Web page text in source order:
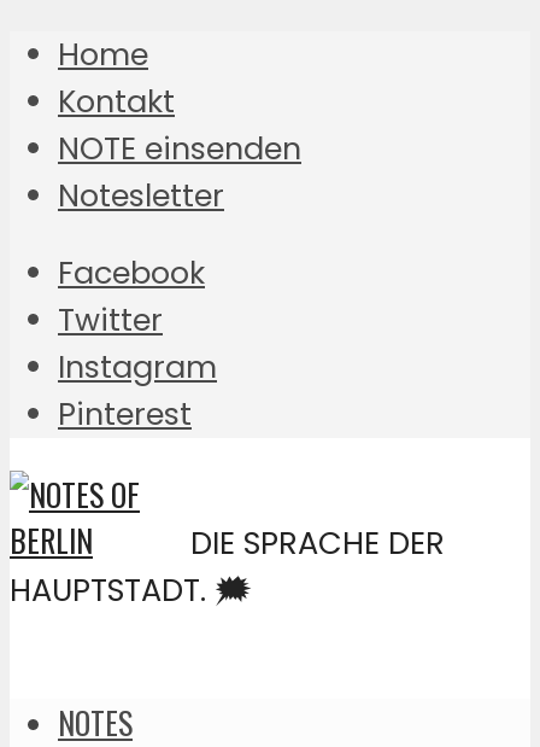
Home
Kontakt
NOTE einsenden
Notesletter
Facebook
Twitter
Instagram
Pinterest
DIE SPRACHE DER
HAUPTSTADT. 🗯️
NOTES